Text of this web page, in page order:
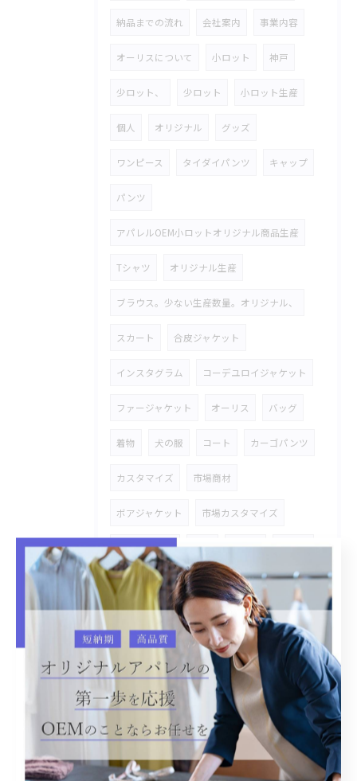
納品までの流れ 会社案内 事業内容
オーリスについて 小ロット 神戸
少ロット、 少ロット 小ロット生産
個人 オリジナル グッズ
ワンピース タイダイパンツ キャップ
パンツ
アパレルOEM小ロットオリジナル商品生産
Tシャツ オリジナル生産
ブラウス。少ない生産数量。オリジナル、
スカート 合皮ジャケット
インスタグラム コーデユロイジャケット
ファージャケット オーリス バッグ
着物 犬の服 コート カーゴパンツ
カスタマイズ 市場商材
ボアジャケット 市場カスタマイズ
多色多サイズ 帽子 タオル コラボ
パーカー トートバッグ メンズ
スキニーパンツ 追加オーダー
ブラウス オシャレ
セットアップ 刺繍ワッペン
ハンドタオル ペットベッド
パーツプリント コースター 小物入れ